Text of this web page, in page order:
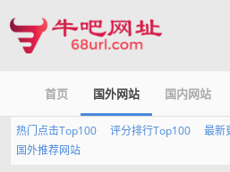
首页 国外网站 国内网站
热门点击Top100 评分排行Top100 最新
国外推荐网站